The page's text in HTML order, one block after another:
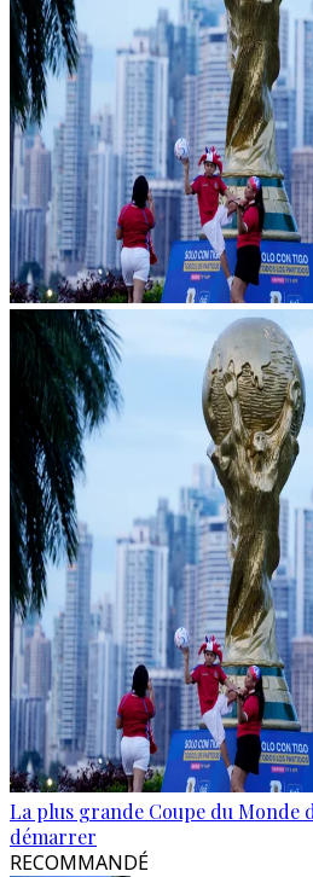
La plus grande Coupe du Monde
démarrer
RECOMMANDÉ